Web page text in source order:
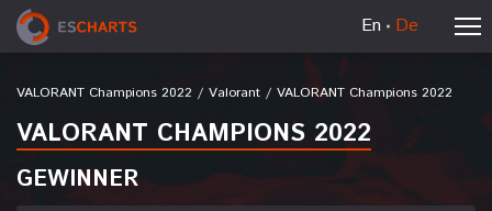
En De
VALORANT Champions 2022 / Valorant / VALORANT Champions 2022
VALORANT CHAMPIONS 2022
GEWINNER